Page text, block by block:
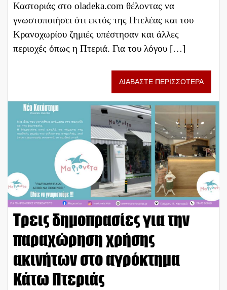
Καστοριάς στο oladeka.com θέλοντας να
γνωστοπoιήσει ότι εκτός της Πτελέας και του
Κρανοχωρίου ζημιές υπέστησαν και άλλες
περιοχές όπως η Πτεριά. Για του λόγου […]
ΔΙΑΒΑΣΤΕ ΠΕΡΙΣΣΟΤΕΡΑ
Τρεις δημοπρασίες για την
παραχώρηση χρήσης
ακινήτων στο αγρόκτημα
Κάτω Πτεριάς